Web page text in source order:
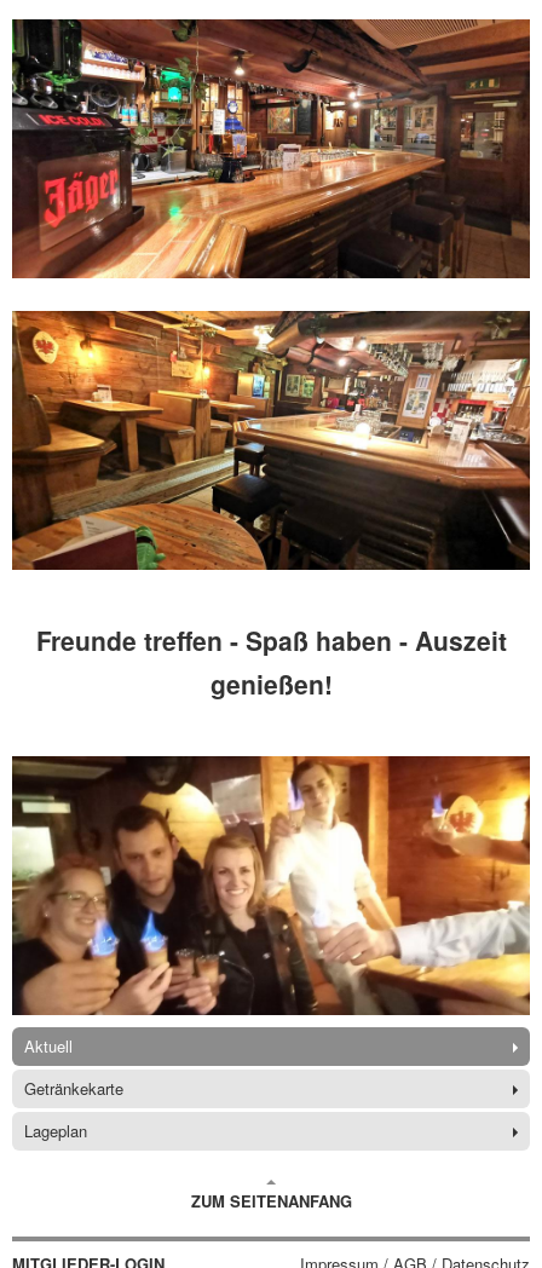
Freunde treffen - Spaß haben - Auszeit
genießen!
Aktuell
Getränkekarte
Lageplan
ZUM SEITENANFANG